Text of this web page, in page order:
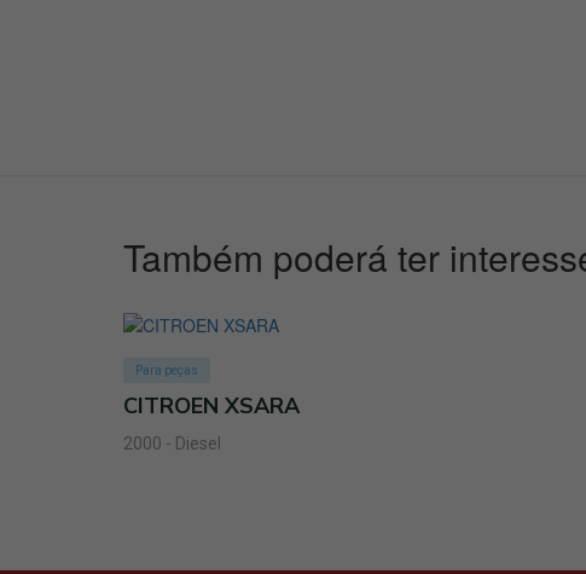
Também poderá ter
Para peças
CITROEN XSARA
2000 - Diesel